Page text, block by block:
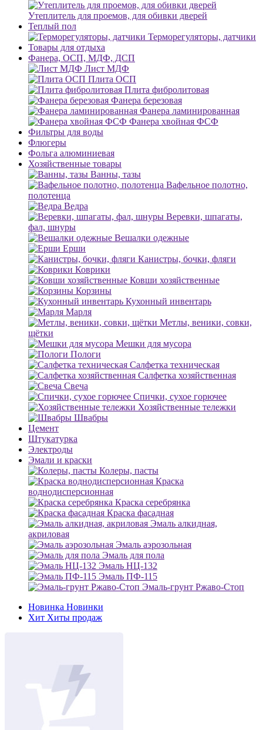
Утеплитель для проемов, для обивки дверей
Теплый пол
Терморегуляторы, датчики
Товары для отдыха
Фанера, ОСП, МДФ, ДСП
Лист МДФ
Плита ОСП
Плита фибролитовая
Фанера березовая
Фанера ламинированная
Фанера хвойная ФСФ
Фильтры для воды
Флюгеры
Фольга алюминиевая
Хозяйственные товары
Ванны, тазы
Вафельное полотно,
полотенца
Ведра
Веревки, шпагаты,
фал, шнуры
Вешалки одежные
Ерши
Канистры, бочки, фляги
Коврики
Ковши хозяйственные
Корзины
Кухонный инвентарь
Марля
Метлы, веники, совки,
щётки
Мешки для мусора
Пологи
Салфетка техническая
Салфетка хозяйственная
Свеча
Спички, сухое горючее
Хозяйственные тележки
Швабры
Цемент
Штукатурка
Электроды
Эмали и краски
Колеры, пасты
Краска
воднодисперсионная
Краска серебрянка
Краска фасадная
Эмаль алкидная,
акриловая
Эмаль аэрозольная
Эмаль для пола
Эмаль НЦ-132
Эмаль ПФ-115
Эмаль-грунт Ржаво-Стоп
Новинка Новинки
Хит Хиты продаж